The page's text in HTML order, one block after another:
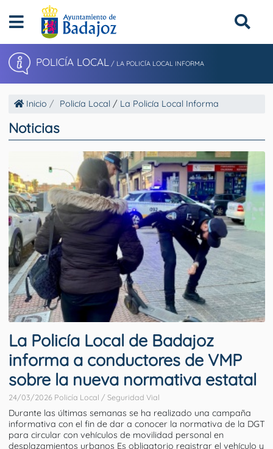
POLICÍA LOCAL / LA POLICÍA LOCAL INFORMA
Inicio Policía Local / La Policía Local Informa
Noticias
La Policía Local de Badajoz
informa a conductores de VMP
sobre la nueva normativa estatal
24/03/2026 Policía Local / Seguridad Vial
Durante las últimas semanas se ha realizado una campaña
informativa con el fin de dar a conocer la normativa de la DGT
para circular con vehículos de movilidad personal en
desplazamientos urbanos Es obligatorio registrar el vehículo y